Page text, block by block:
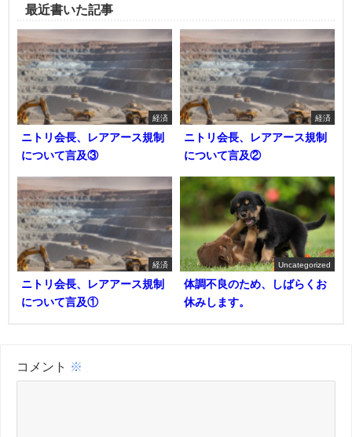
最近書いた記事
経済
ニトリ会長、レアアース規制
について言及③
経済
ニトリ会長、レアアース規制
について言及②
経済
ニトリ会長、レアアース規制
について言及①
Uncategorized
体調不良のため、しばらくお
休みします。
コメント ※